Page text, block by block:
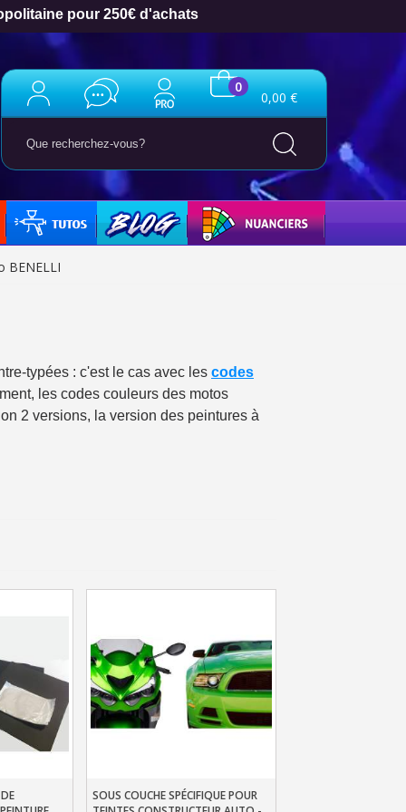
pour 250€ d'achats
: 5€ de réduction
France Métropolitaine
pour 250€ d'achats
dès 30€ d'achats
commande
chaque parrainage
: 5€ de réduction
France Métropolitaine
dès 30€ d'achats
0
0,00 €
TUTO BLOG NUANCIERS
BENELLI
typées : c'est le cas avec les codes
les codes couleurs des motos
2 versions, la version des peintures à
Ajouter Au Panier
SOUS COUCHE SPÉCIFIQUE POUR